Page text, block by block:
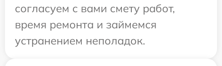
согласуем с вами смету работ,
время ремонта и займемся
устранением неполадок.